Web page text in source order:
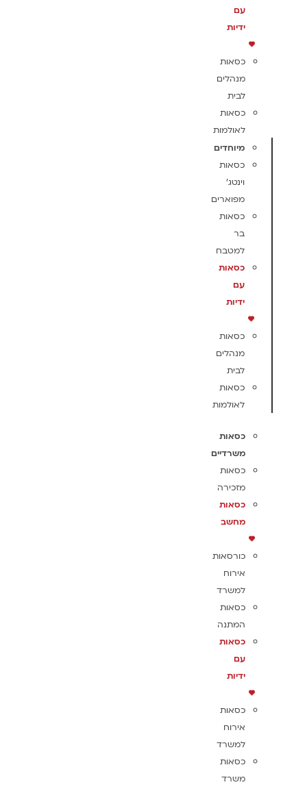
עם
ידיות
כסאות
מנהלים
לבית
כסאות
לאולמות
מיוחדים
כסאות
וינטג'
מפוארים
כסאות
בר
למטבח
כסאות
עם
ידיות
כסאות
מנהלים
לבית
כסאות
לאולמות
כסאות
משרדיים
כסאות
מזכירה
כסאות
מחשב
כורסאות
אירוח
למשרד
כסאות
המתנה
כסאות
עם
ידיות
כסאות
אירוח
למשרד
כסאות
משרד